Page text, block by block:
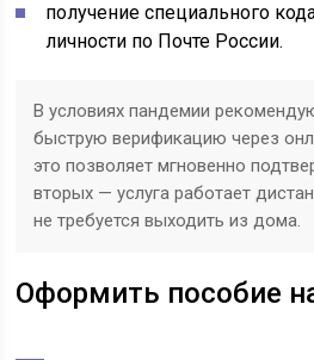
получение специального
личности по Почте России.
В условиях пандемии
быструю верификацию через
это позволяет мгновенно
вторых — услуга работает
не требуется выходить из дома.
Оформить пособие